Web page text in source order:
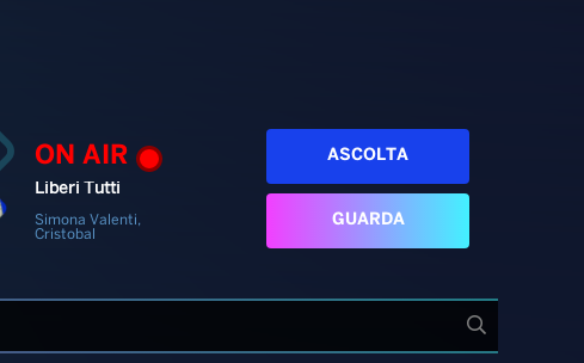
ON AIR
Liberi Tutti
Simona Valenti,
Cristobal
ASCOLTA
GUARDA